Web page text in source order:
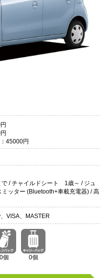
45000円
/ チャイルドシート 1歳～ / ジュ
ッター (Bluetooth+車載充電器) / 高
VISA、MASTER
0個 0個